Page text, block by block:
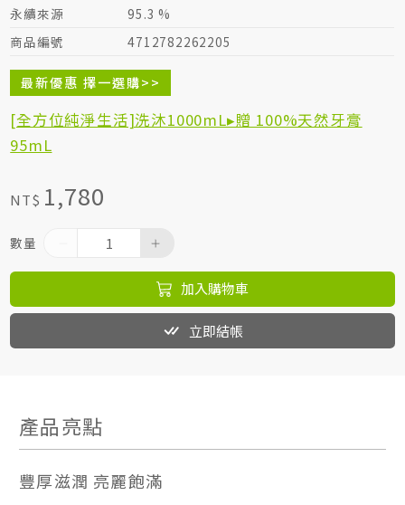
永續來源
95.3 %
商品編號
4712782262205
最新優惠 擇一選購>>
[全方位純淨生活]洗沐1000mL▸贈 100%天然牙膏
95mL
NT$ 1,780
數量
加入購物車
立即結帳
產品亮點
豐厚滋潤 亮麗飽滿